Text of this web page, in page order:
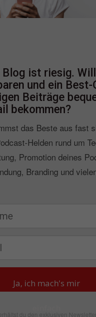
Blog ist riesig.
und ein
Beiträge
bekommen?
das Beste aus fast
Helden rund um
Promotion deines
Branding und
Ja, ich mach's mir
du den exklusiven